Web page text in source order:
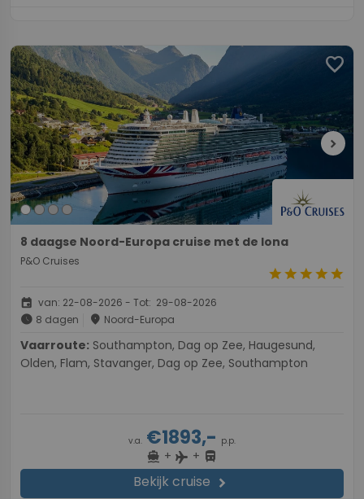
favorite
chevron_right
8 daagse Noord-Europa cruise met de Iona
P&O Cruises
starstarstarstarstar
event van: 22-08-2026 - Tot: 29-08-2026
schedule 8 dagen place Noord-Europa
Vaarroute:
Olden, Flam, Stavanger, Dag op Zee, Southampton
v.a. €1893,- p.p.
directions_boat + flight + directions_bus
Bekijk cruise chevron_right